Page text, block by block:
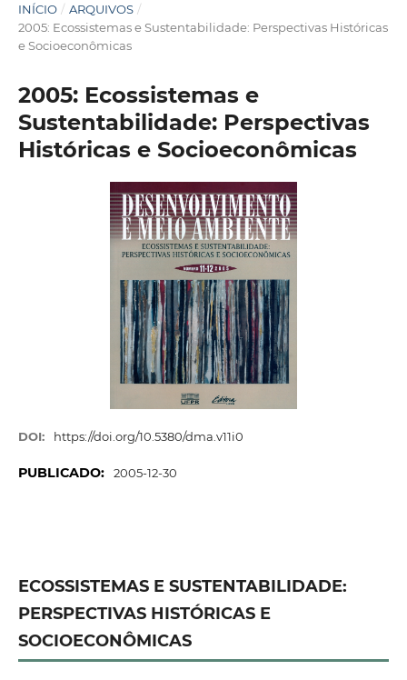
INÍCIO / ARQUIVOS /
2005: Ecossistemas e Sustentabilidade: Perspectivas Históricas
e Socioeconômicas
2005: Ecossistemas e
Sustentabilidade: Perspectivas
Históricas e Socioeconômicas
DOI: https://doi.org/10.5380/dma.v11i0
PUBLICADO: 2005-12-30
ECOSSISTEMAS E SUSTENTABILIDADE:
PERSPECTIVAS HISTÓRICAS E
SOCIOECONÔMICAS